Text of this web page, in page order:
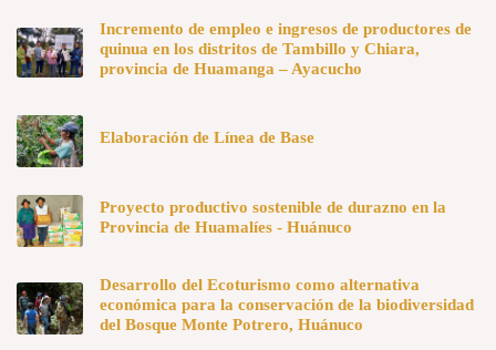
Incremento de empleo e ingresos de productores de
quinua en los distritos de Tambillo y Chiara,
provincia de Huamanga – Ayacucho
Elaboración de Línea de Base
Proyecto productivo sostenible de durazno en la
Provincia de Huamalíes - Huánuco
Desarrollo del Ecoturismo como alternativa
económica para la conservación de la biodiversidad
del Bosque Monte Potrero, Huánuco